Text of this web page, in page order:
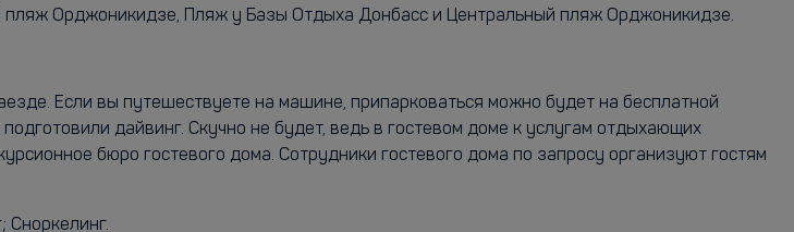
пляж Орджоникидзе, Пляж у Базы Отдыха Донбасс и Центральный пляж Орджоникидзе.
Если вы путешествуете на машине, припарковаться можно будет на бесплатной
дайвинг. Скучно не будет, ведь в гостевом доме к услугам отдыхающих
бюро гостевого дома. Сотрудники гостевого дома по запросу организуют гостям
Сноркелинг.